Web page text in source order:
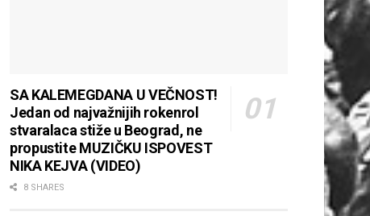
SA KALEMEGDANA U VEČNOST!
Jedan od najvažnijih rokenrol
stvaralaca stiže u Beograd, ne
propustite MUZIČKU ISPOVEST
NIKA KEJVA (VIDEO)
8 SHARES